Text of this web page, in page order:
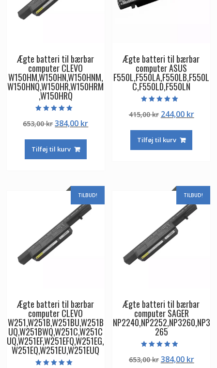
Ægte batteri til bærbar
computer CLEVO
W150HM,W150HN,W150HNM,
W150HNQ,W150HR,W150HRM
,W150HRQ
5.00
ud af 5
653,00krDen
pris
var:
384,00 krDen
Tilføj til kurv
Ægte batteri til bærbar
computer ASUS
F550L,F550LA,F550LB,F550L
C,F550LD,F550LN
5.00
ud af 5
415,00kr Den
pris
var:
244,00 krDen
Tilføj til kurv
TILBUD!
Ægte batteri til bærbar
computer CLEVO
W251,W251B,W251BU,W251B
UQ,W251BWQ,W251C,W251C
UQ,W251EF,W251EFQ,W251EG,
W251EQ,W251EU,W251EUQ
TILBUD!
Ægte batteri til bærbar
computer SAGER
NP2240,NP2252,NP3260,NP3
265
4.50
ud af 5
653,00kr Den
384,00 krDen